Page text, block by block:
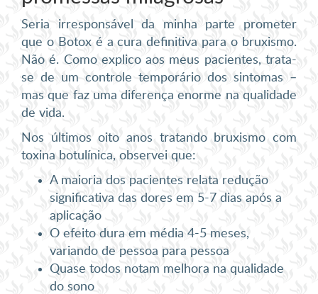
Seria irresponsável da minha parte prometer
que o Botox é a cura definitiva para o bruxismo.
Não é. Como explico aos meus pacientes, trata-
se de um controle temporário dos sintomas –
mas que faz uma diferença enorme na qualidade
de vida.
Nos últimos oito anos tratando bruxismo com
toxina botulínica, observei que:
A maioria dos pacientes relata redução
significativa das dores em 5-7 dias após a
aplicação
O efeito dura em média 4-5 meses,
variando de pessoa para pessoa
Quase todos notam melhora na qualidade
do sono